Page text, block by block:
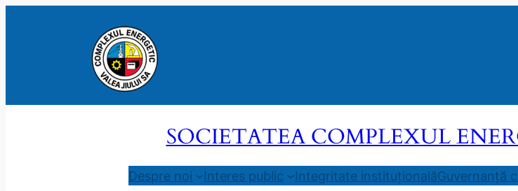
SOCIETATEA COMPLEXUL
Despre noi Interes public Integritate instituționalăGuvernanță